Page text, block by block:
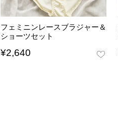
フェミニンレースブラジャー＆
ショーツセット
¥2,640